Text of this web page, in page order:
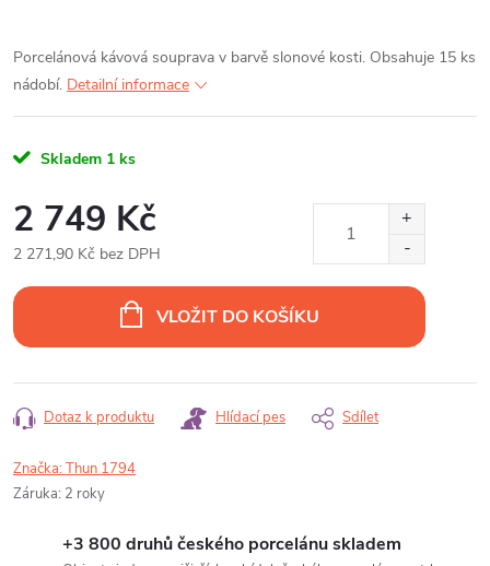
Porcelánová kávová souprava v barvě slonové kosti. Obsahuje 15 ks
nádobí. Detailní informace
Skladem 1 ks
2 749 Kč
2 271,90 Kč bez DPH
cena:
VLOŽIT DO KOŠÍKU
Dotaz k produktu Hlídací pes Sdílet
Značka:Thun 1794
Záruka: 2 roky
+3 800 druhů českého porcelánu skladem